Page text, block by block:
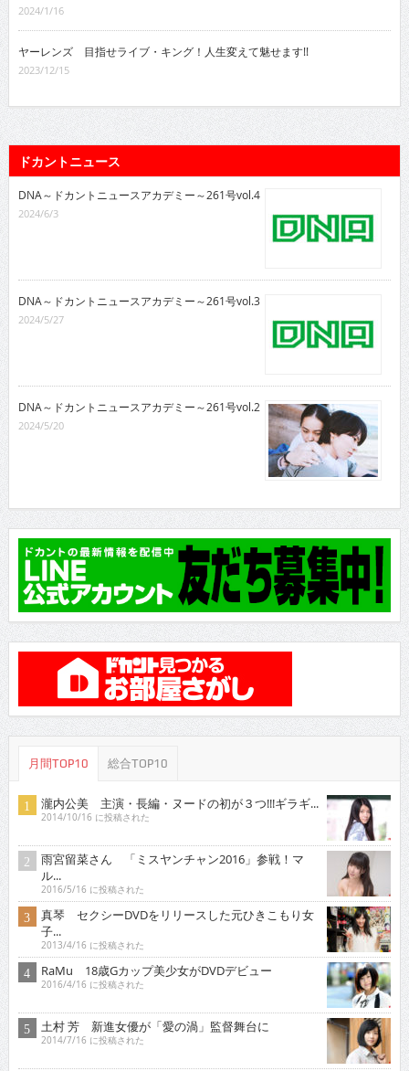
2024/1/16
ヤーレンズ 目指せライブ・キング！人生変えて魅せます!!
2023/12/15
ドカントニュース
DNA～ドカントニュースアカデミー～261号vol.4
2024/6/3
DNA～ドカントニュースアカデミー～261号vol.3
2024/5/27
DNA～ドカントニュースアカデミー～261号vol.2
2024/5/20
月間TOP10 総合TOP10
瀧内公美 主演・長編・ヌードの初が３つ!!!ギラギ...
2014/10/16 に投稿された
雨宮留菜さん 「ミスヤンチャン2016」参戦！マ
ル...
2016/5/16 に投稿された
真琴 セクシーDVDをリリースした元ひきこもり女
子...
2013/4/16 に投稿された
RaMu 18歳Gカップ美少女がDVDデビュー
2016/4/16 に投稿された
土村 芳 新進女優が「愛の渦」監督舞台に
2014/7/16 に投稿された